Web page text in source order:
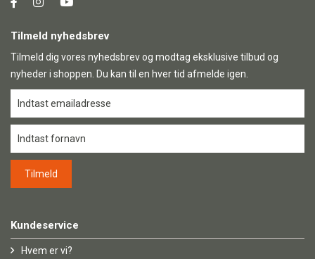
Tilmeld nyhedsbrev
Tilmeld dig vores nyhedsbrev og modtag eksklusive tilbud og
nyheder i shoppen. Du kan til en hver tid afmelde igen.
Kundeservice
Hvem er vi?